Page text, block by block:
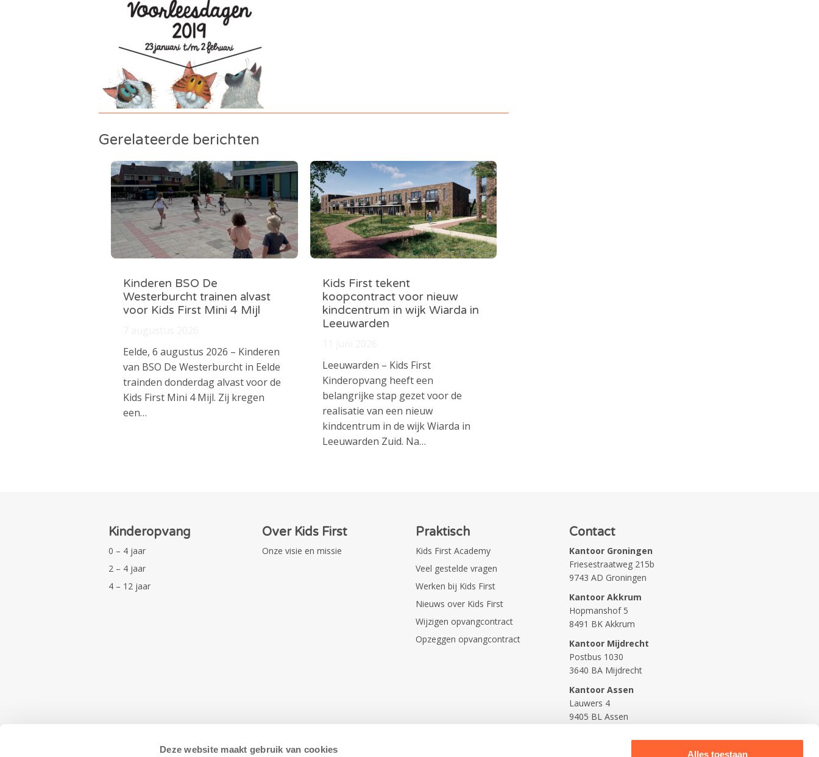
Deze website maakt gebruik van cookies Alles toestaan
Gerelateerde berichten
Kinderen BSO De
Westerburcht trainen alvast
voor Kids First Mini 4 Mijl
Eelde, 6 augustus 2026 – Kinderen
van BSO De Westerburcht in Eelde
trainden donderdag alvast voor de
Kids First Mini 4 Mijl. Zij kregen
een…
Kids First tekent
koopcontract voor nieuw
kindcentrum in wijk Wiarda in
Leeuwarden
Leeuwarden – Kids First
Kinderopvang heeft een
belangrijke stap gezet voor de
realisatie van een nieuw
kindcentrum in de wijk Wiarda in
Leeuwarden Zuid. Na…
Kinderopvang
0 – 4 jaar
2 – 4 jaar
4 – 12 jaar
Over Kids First
Onze visie en missie
Praktisch
Kids First Academy
Veel gestelde vragen
Werken bij Kids First
Nieuws over Kids First
Wijzigen opvangcontract
Opzeggen opvangcontract
Contact
Kantoor Groningen
Friesestraatweg 215b
9743 AD Groningen
Kantoor Akkrum
Hopmanshof 5
8491 BK Akkrum
Kantoor Mijdrecht
Postbus 1030
3640 BA Mijdrecht
Kantoor Assen
Lauwers 4
9405 BL Assen